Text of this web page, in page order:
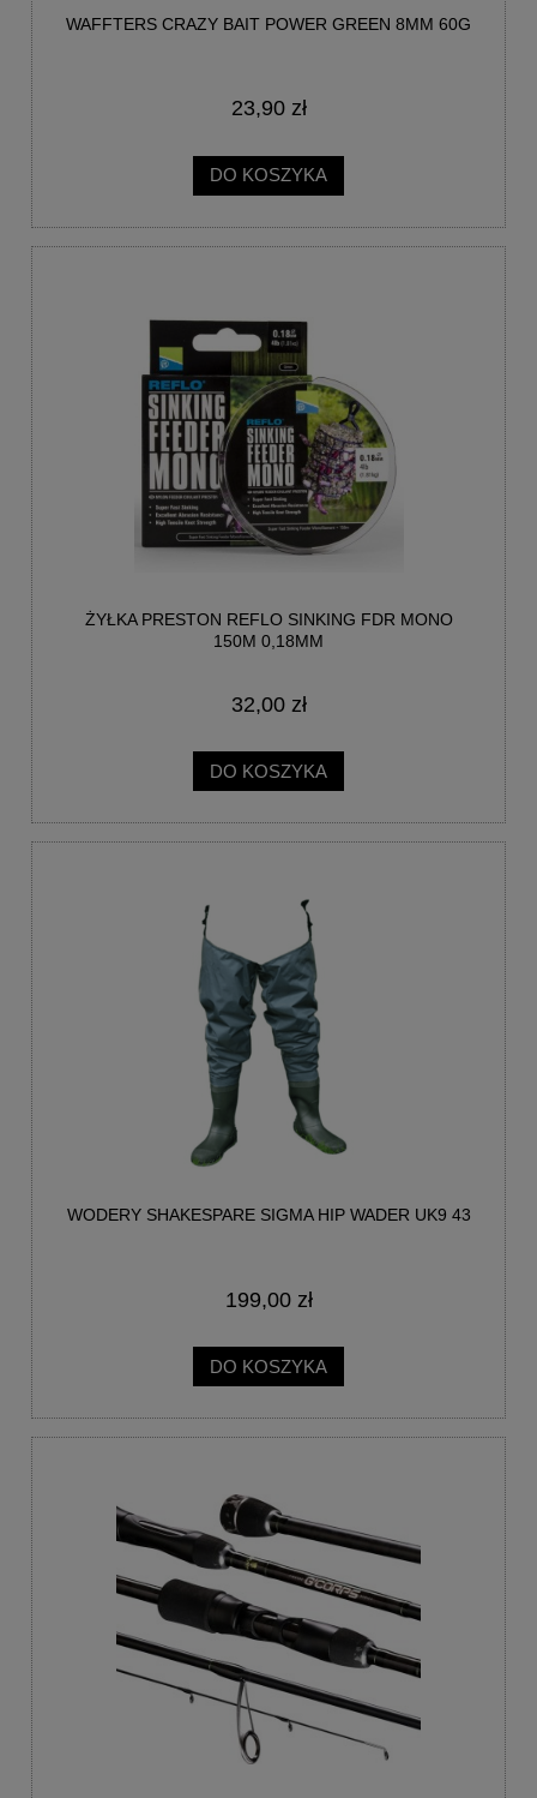
WAFFTERS CRAZY BAIT POWER GREEN 8MM 60G
23,90 zł
DO KOSZYKA
ŻYŁKA PRESTON REFLO SINKING FDR MONO
150M 0,18MM
32,00 zł
DO KOSZYKA
WODERY SHAKESPARE SIGMA HIP WADER UK9 43
199,00 zł
DO KOSZYKA